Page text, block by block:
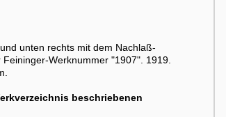
unten rechts mit dem Nachlaß-
Werknummer "1907". 1919.
beschriebenen